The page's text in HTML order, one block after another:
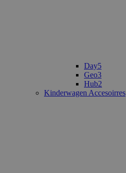
Day5
Geo3
Hub2
Kinderwagen Accesoirres